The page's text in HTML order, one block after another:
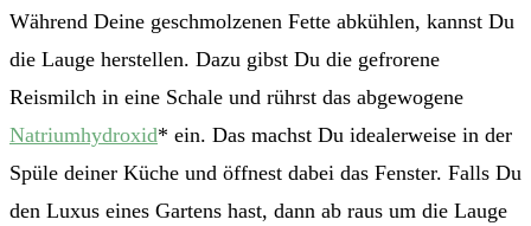
Während Deine geschmolzenen Fette abkühlen, kannst Du
die Lauge herstellen. Dazu gibst Du die gefrorene
Reismilch in eine Schale und rührst das abgewogene
Natriumhydroxid* ein. Das machst Du idealerweise in der
Spüle deiner Küche und öffnest dabei das Fenster. Falls Du
den Luxus eines Gartens hast, dann ab raus um die Lauge